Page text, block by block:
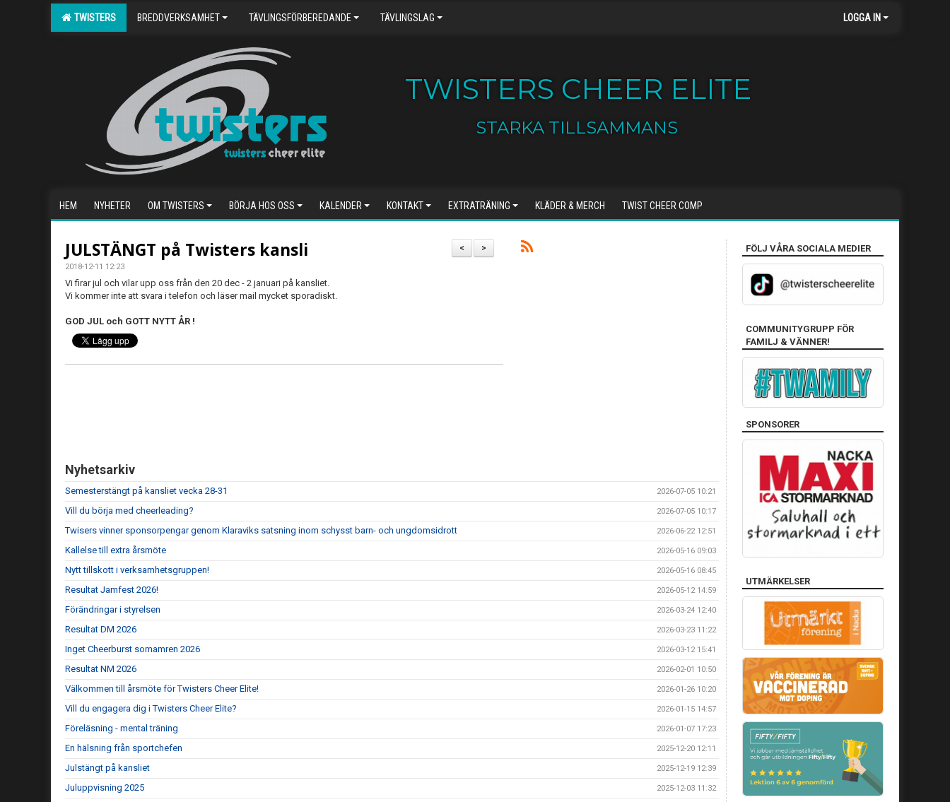
TWISTERS BREDDVERKSAMHET TÄVLINGSFÖRBEREDANDE TÄVLINGSLAG LOGGA IN
TWISTERS CHEER ELITE
STARKA TILLSAMMANS
HEM NYHETER OM TWISTERS BÖRJA HOS OSS KALENDER KONTAKT EXTRATRÄNING KLÄDER & MERCH TWIST CHEER COMP
>
<
JULSTÄNGT på Twisters kansli
2018-12-11 12:23
Vi firar jul och vilar upp oss från den 20 dec - 2 januari på kansliet.
Vi kommer inte att svara i telefon och läser mail mycket sporadiskt.
GOD JUL och GOTT NYTT ÅR !
Nyhetsarkiv
Semesterstängt på kansliet vecka 28-31 2026-07-05 10:21
Vill du börja med cheerleading? 2026-07-05 10:17
Twisers vinner sponsorpengar genom Klaraviks satsning inom schysst barn- och ungdomsidrott 2026-06-22 12:51
Kallelse till extra årsmöte 2026-05-16 09:03
Nytt tillskott i verksamhetsgruppen! 2026-05-16 08:45
Resultat Jamfest 2026! 2026-05-12 14:59
Förändringar i styrelsen 2026-03-24 12:40
Resultat DM 2026 2026-03-23 11:22
Inget Cheerburst somamren 2026 2026-03-12 15:41
Resultat NM 2026 2026-02-01 10:50
Välkommen till årsmöte för Twisters Cheer Elite! 2026-01-26 10:20
Vill du engagera dig i Twisters Cheer Elite? 2026-01-15 14:57
Föreläsning - mental träning 2026-01-07 17:23
En hälsning från sportchefen 2025-12-20 12:11
Julstängt på kansliet 2025-12-19 12:39
Juluppvisning 2025 2025-12-03 11:32
FÖLJ VÅRA SOCIALA MEDIER
COMMUNITYGRUPP FÖR
FAMILJ & VÄNNER!
SPONSORER
UTMÄRKELSER